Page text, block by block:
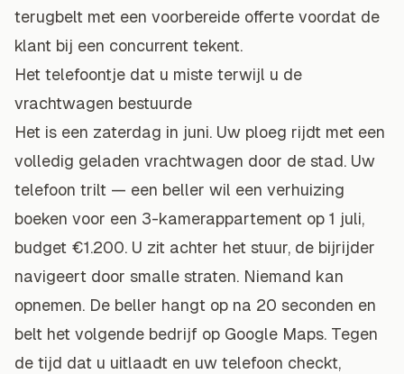
terugbelt met een voorbereide offerte voordat de
klant bij een concurrent tekent.
Het telefoontje dat u miste terwijl u de
vrachtwagen bestuurde
Het is een zaterdag in juni. Uw ploeg rijdt met een
volledig geladen vrachtwagen door de stad. Uw
telefoon trilt — een beller wil een verhuizing
boeken voor een 3-kamerappartement op 1 juli,
budget €1.200. U zit achter het stuur, de bijrijder
navigeert door smalle straten. Niemand kan
opnemen. De beller hangt op na 20 seconden en
belt het volgende bedrijf op Google Maps. Tegen
de tijd dat u uitlaadt en uw telefoon checkt,